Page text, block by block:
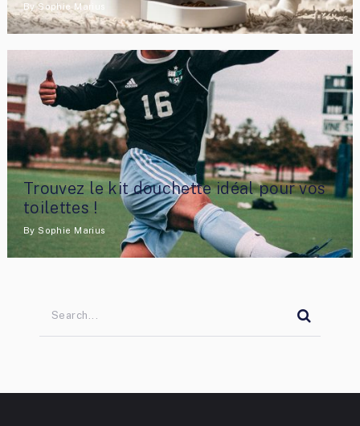
BySophie Marius
Trouvez le kit douchette idéal pour vos
toilettes !
By Sophie Marius